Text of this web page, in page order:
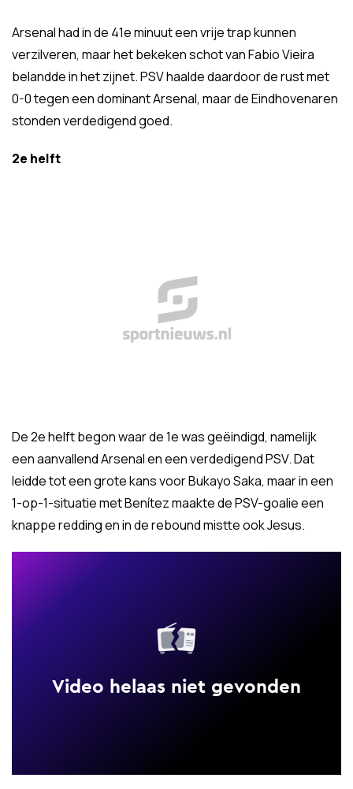
Arsenal had in de 41e minuut een vrije trap kunnen
verzilveren, maar het bekeken schot van Fabio Vieira
belandde in het zijnet. PSV haalde daardoor de rust met
0-0 tegen een dominant Arsenal, maar de Eindhovenaren
stonden verdedigend goed.
2e helft
De 2e helft begon waar de 1e was geëindigd, namelijk
een aanvallend Arsenal en een verdedigend PSV. Dat
leidde tot een grote kans voor Bukayo Saka, maar in een
1-op-1-situatie met Benítez maakte de PSV-goalie een
knappe redding en in de rebound mistte ook Jesus.